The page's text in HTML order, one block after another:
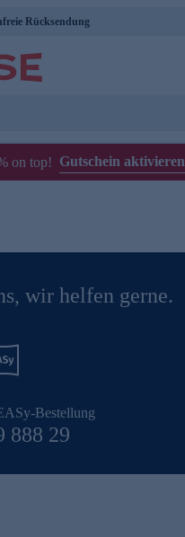
Rücksendung
on top! Gutschein aktivieren
wir helfen gerne.
Bestellung
888 29